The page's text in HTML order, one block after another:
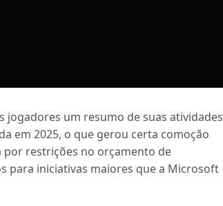
jogadores um resumo de suas atividades
em 2025, o que gerou certa comoção
por restrições no orçamento de
para iniciativas maiores que a Microsoft